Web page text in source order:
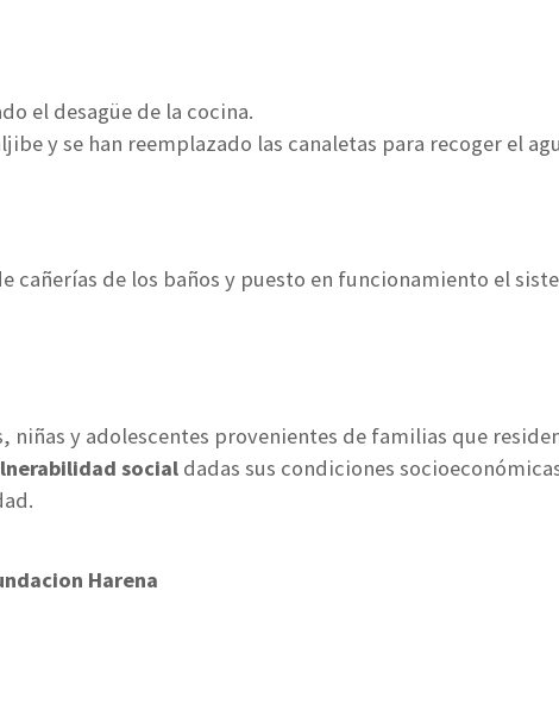
el desagüe de la cocina.
y se han reemplazado las canaletas para recoger el
cañerías de los baños y puesto en funcionamiento el
niñas y adolescentes provenientes de familias que
social dadas sus condiciones
Harena